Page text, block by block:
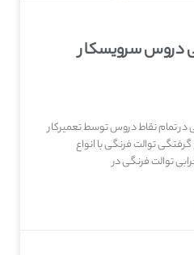
دروس سرویسکار
در تمام نقاط دروس توسط تعمیرکار
توالت فرنگی با انواع
توالت فرنگی در